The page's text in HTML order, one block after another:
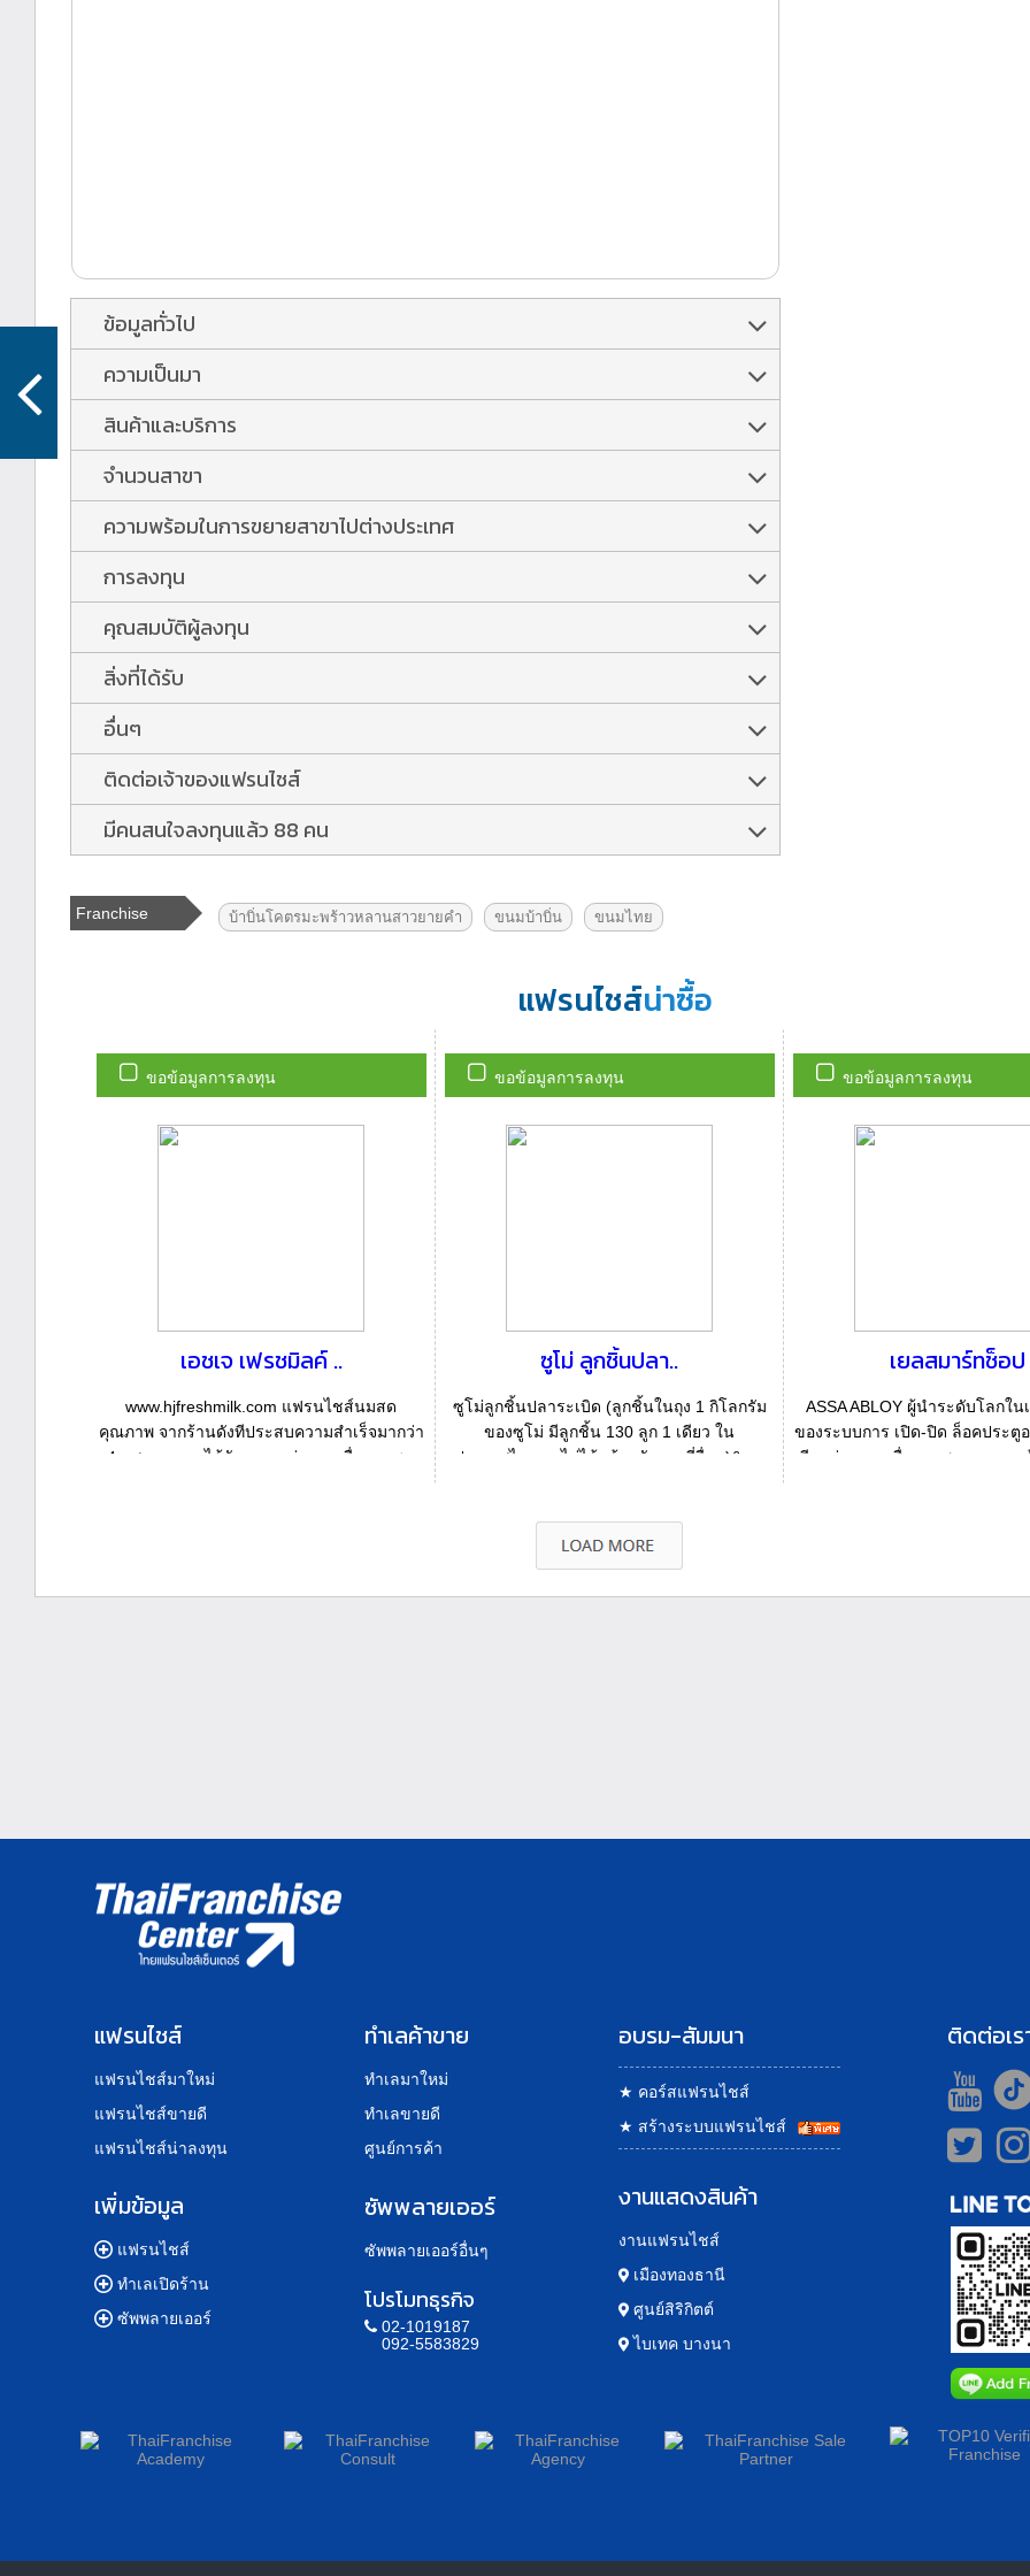
ข้อมูลทั่วไป
ความเป็นมา
สินค้าและบริการ
จำนวนสาขา
ความพร้อมในการขยายสาขาไปต่างประเทศ
การลงทุน
คุณสมบัติผู้ลงทุน
สิ่งที่ได้รับ
อื่นๆ
ติดต่อเจ้าของแฟรนไชส์
มีคนสนใจลงทุนแล้ว 88 คน
Franchise
บ้าบิ่นโคตรมะพร้าวหลานสาวยายคำ ขนมบ้าบิ่น ขนมไทย
แฟรนไชส์น่าซื้อ
ขอข้อมูลการลงทุน
เอชเจ เฟรชมิลค์ ..
www.hjfreshmilk.com แฟรนไชส์นมสด
คุณภาพ จากร้านดังทีประสบความสำเร็จมากว่า
4 ทศวรรษ จนได้รับการยกย่องจากสื่อมวลชน
ขอข้อมูลการลงทุน
ซูโม่ ลูกชิ้นปลา..
ซูโม่ลูกชิ้นปลาระเบิด (ลูกชิ้นในถุง 1 กิโลกรัม
ของซูโม่ มีลูกชิ้น 130 ลูก 1 เดียว ใน
ประเทศไทย หาไม่ได้แล้วครับจากที่อื่นๆ)&n...
ขอข้อมูลการลงทุน
เยลสมาร์ทช็อป
ASSA ABLOY ผู้นำระดับโลกใ
ของระบบการ เปิด-ปิด ล็อคประตู
มีจุดมุ่งหมายเพื่อตอบสนองความ
แฟรนไชส์
แฟรนไชส์มาใหม่
แฟรนไชส์ขายดี
แฟรนไชส์น่าลงทุน
เพิ่มข้อมูล
แฟรนไชส์
ทำเลเปิดร้าน
ซัพพลายเออร์
ทำเลค้าขาย
ทำเลมาใหม่
ทำเลขายดี
ศูนย์การค้า
ซัพพลายเออร์
ซัพพลายเออร์อื่นๆ
โปรโมทธุรกิจ
02-1019187
092-5583829
อบรม-สัมมนา
★ คอร์สแฟรนไชส์
★ สร้างระบบแฟรนไชส์
งานแสดงสินค้า
งานแฟรนไชส์
เมืองทองธานี
ศูนย์สิริกิตต์
ไบเทค บางนา
ติดต่อเร